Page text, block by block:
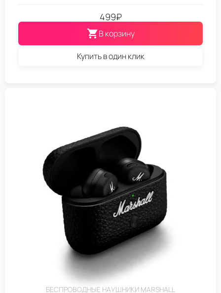
499₽
В корзину
Купить в один клик
БЕСПРОВОДНЫЕ НАУШНИКИ MARSHALL